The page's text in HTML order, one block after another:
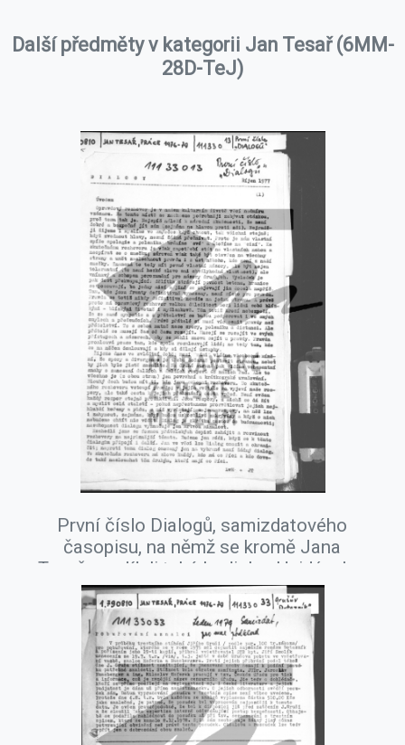
Další předměty v kategorii Jan Tesař (6MM-
28D-TeJ)
První číslo Dialogů, samizdatového
časopisu, na němž se kromě Jana
Tesaře podíleli také Ladislav Hejdánek a
Rudolf Battěk, říjen 1977